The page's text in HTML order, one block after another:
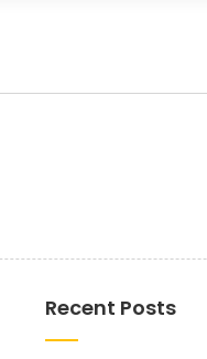
Recent Posts